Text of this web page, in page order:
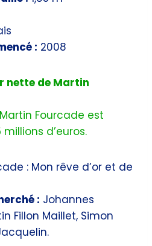
: 2008
nette de Martin
Fourcade est
d’euros.
: Mon rêve d’or et de
: Johannes
Fillon Maillet, Simon